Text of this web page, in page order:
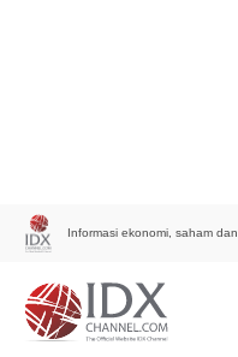
Informasi ekonomi, saham